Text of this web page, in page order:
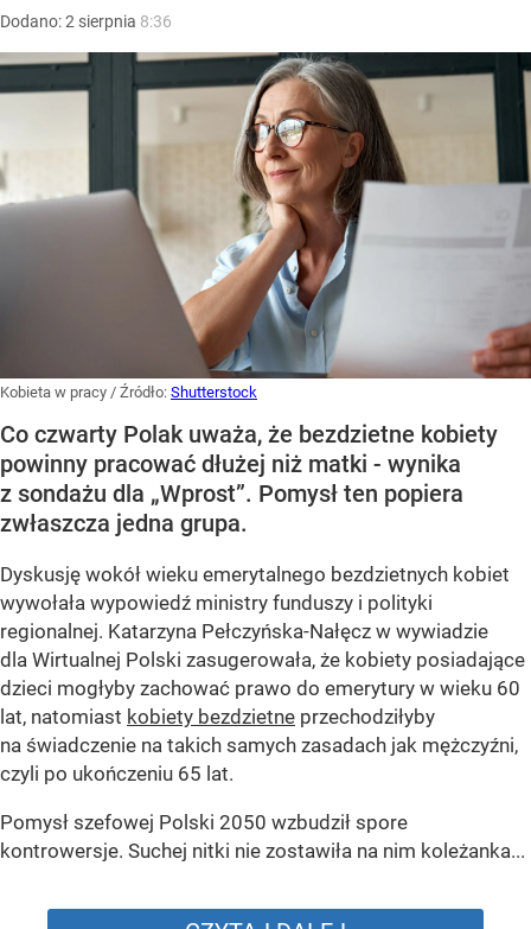
Dodano:2 sierpnia 8:36
Kobieta w pracy / Źródło: Shutterstock
Co czwarty Polak uważa, że bezdzietne kobiety
powinny pracować dłużej niż matki - wynika
z sondażu dla „Wprost”. Pomysł ten popiera
zwłaszcza jedna grupa.
Dyskusję wokół wieku emerytalnego bezdzietnych kobiet
wywołała wypowiedź ministry funduszy i polityki
regionalnej. Katarzyna Pełczyńska-Nałęcz w wywiadzie
dla Wirtualnej Polski zasugerowała, że kobiety posiadające
dzieci mogłyby zachować prawo do emerytury w wieku 60
lat, natomiast kobiety bezdzietne przechodziłyby
na świadczenie na takich samych zasadach jak mężczyźni,
czyli po ukończeniu 65 lat.
Pomysł szefowej Polski 2050 wzbudził spore
kontrowersje. Suchej nitki nie zostawiła na nim koleżanka...